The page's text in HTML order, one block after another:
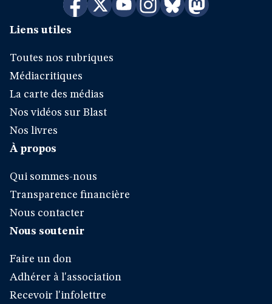
Liens utiles
Toutes nos rubriques
Médiacritiques
La carte des médias
Nos vidéos sur Blast
Nos livres
À propos
Qui sommes-nous
Transparence financière
Nous contacter
Nous soutenir
Faire un don
Adhérer à l'association
Recevoir l'infolettre